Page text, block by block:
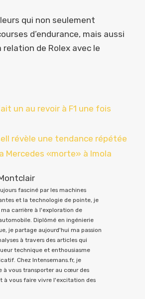
qui non seulement
d’endurance, mais aussi
de Rolex avec le
un au revoir à F1 une fois
révèle une tendance répétée
Mercedes «morte» à Imola
fasciné par les machines
et la technologie de pointe, je
carrière à l'exploration de
Diplômé en ingénierie
je partage aujourd'hui ma passion
à travers des articles qui
technique et enthousiasme
Chez Intensemans.fr, je
à vous transporter au cœur des
à vous faire vivre l'excitation des